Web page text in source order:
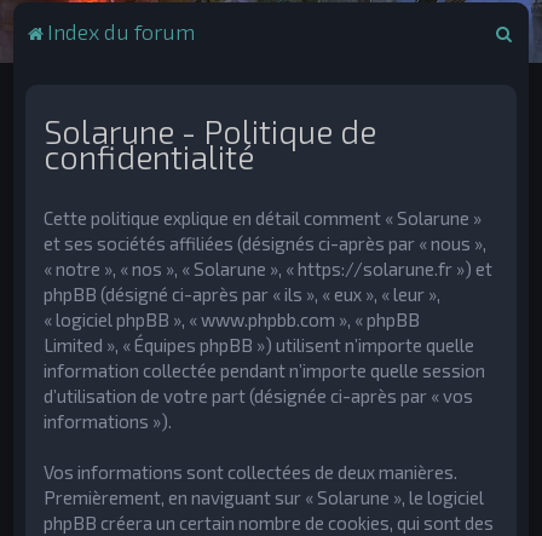
Index du forum
Solarune - Politique de
confidentialité
Cette politique explique en détail comment « Solarune »
et ses sociétés affiliées (désignés ci-après par « nous »,
« notre », « nos », « Solarune », « https://solarune.fr ») et
phpBB (désigné ci-après par « ils », « eux », « leur »,
« logiciel phpBB », « www.phpbb.com », « phpBB
Limited », « Équipes phpBB ») utilisent n’importe quelle
information collectée pendant n’importe quelle session
d’utilisation de votre part (désignée ci-après par « vos
informations »).
Vos informations sont collectées de deux manières.
Premièrement, en naviguant sur « Solarune », le logiciel
phpBB créera un certain nombre de cookies, qui sont des